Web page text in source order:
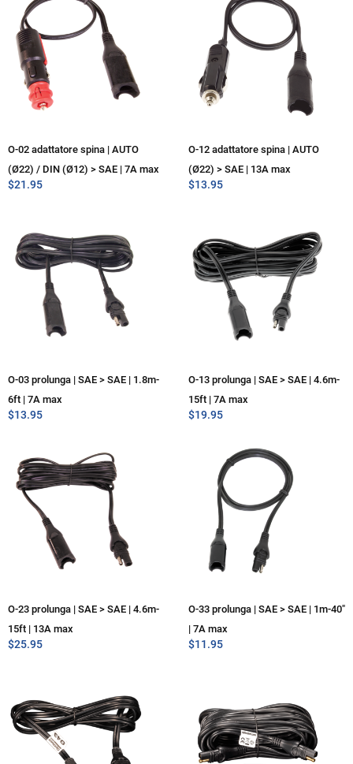
O-02 adattatore spina | AUTO
(Ø22) / DIN (Ø12) > SAE | 7A max
$21.95
O-12 adattatore spina | AUTO
(Ø22) > SAE | 13A max
$13.95
O-03 prolunga | SAE > SAE | 1.8m-
6ft | 7A max
$13.95
O-13 prolunga | SAE > SAE | 4.6m-
15ft | 7A max
$19.95
O-23 prolunga | SAE > SAE | 4.6m-
15ft | 13A max
$25.95
O-33 prolunga | SAE > SAE | 1m-40″
| 7A max
$11.95